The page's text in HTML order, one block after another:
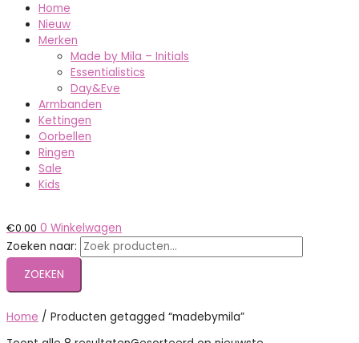
Home
Nieuw
Merken
Made by Mila – Initials
Essentialistics
Day&Eve
Armbanden
Kettingen
Oorbellen
Ringen
Sale
Kids
€0.00 0 Winkelwagen
Zoeken naar:
ZOEKEN
Home / Producten getagged “madebymila”